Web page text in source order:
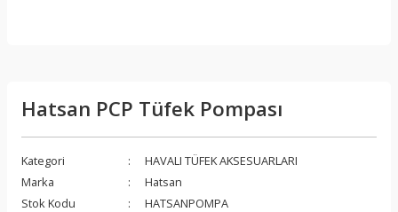
Hatsan PCP Tüfek Pompası
Kategori
HAVALI TÜFEK AKSESUARLARI
Marka
Hatsan
Stok Kodu
HATSANPOMPA